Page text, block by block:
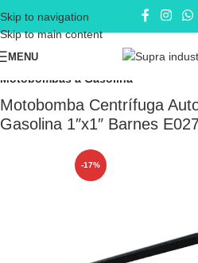
Skip to navigation
Skip to main content
MENU
Inicio Electrobombas - bombas
Motobombas a Gasolina
Motobomba Centrífuga
Gasolina 1″x1″ Barnes
-17%